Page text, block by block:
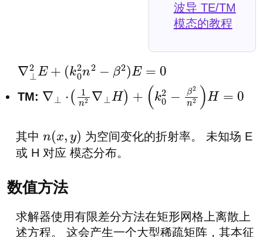
波导 TE/TM
模态的教程
∇⊥ 2E+ (k02n 2− β2)E=0
TM: ∇⊥ ⋅(1n2∇⊥H) +(k 02− β2n2 )H= 0
其中 n(x,y) 为空间变化的折射率。 未知场 E
或 H 对应 模态分布。
数值方法
求解器使用有限差分方法在矩形网格上离散上
述方程。 这会产生一个大型稀疏矩阵，其本征